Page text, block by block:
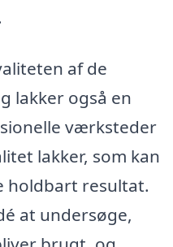
af de
lakker også en
værksteder
lakker, som kan
holdbart resultat.
at undersøge,